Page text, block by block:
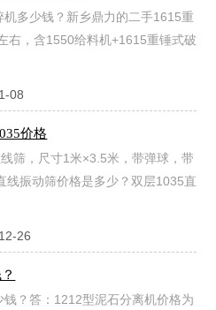
多少钱？新乡鼎力的二手1615重
右，含1550给料机+1615重锤式破
08
价格
筛，尺寸1米×3.5米，带弹球，带
振动筛价格是多少？双层1035直
26
？答：1212型泥石分离机价格为